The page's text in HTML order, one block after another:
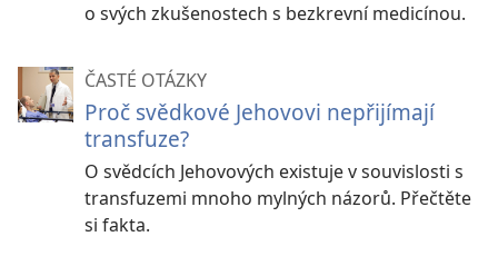
o svých zkušenostech s bezkrevní medicínou.
ČASTÉ OTÁZKY
Proč svědkové Jehovovi nepřijímají
transfuze?
O svědcích Jehovových existuje v souvislosti s
transfuzemi mnoho mylných názorů. Přečtěte
si fakta.